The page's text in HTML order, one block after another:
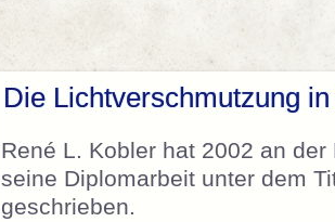
Die Lichtverschmutzung
René L. Kobler hat 2002 an
seine Diplomarbeit unter dem
geschrieben.